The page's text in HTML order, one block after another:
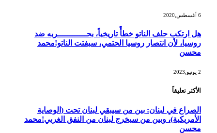
هل ارتكب حلف الناتو خطأً تاريخياً، بحــــــــــــربه ضد
روسيا، لأن انتصار روسيا الحتمي، سيفتت الناتو!محمد
محسن
الأكثر تعليقاً
الصراع في لبنان: بين من سيبقي لبنان تحت (الوصاية
الأمريكية)، وبين من سيخرج لبنان من النفق الغربي!محمد
محسن